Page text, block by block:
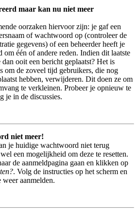
maar kan nu niet meer
oorzaken hiervoor zijn: je gaf een
of wachtwoord op (controleer de
gegevens) of een beheerder heeft je
om één of andere reden. Indien dit laatste
ooit een bericht geplaatst? Het is
om de zoveel tijd gebruikers, die nog
hebben, verwijderen. Dit doen ze om
te verkleinen. Probeer je opnieuw te
je in de discussies.
niet meer!
je huidige wachtwoord niet terug
een mogelijkheid om deze te resetten.
de aanmeldpagina gaan en klikken op
. Volg de instructies op het scherm en
aanmelden.